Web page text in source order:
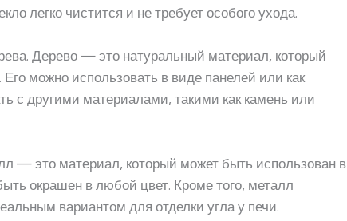
легко чистится и не требует особого ухода.
Дерево — это натуральный материал, который
можно использовать в виде панелей или как
с другими материалами, такими как камень или
— это материал, который может быть использован в
окрашен в любой цвет. Кроме того, металл
вариантом для отделки угла у печи.